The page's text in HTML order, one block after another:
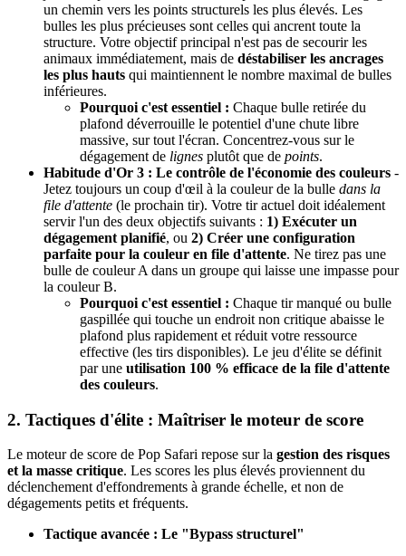
un chemin vers les points structurels les plus élevés. Les
bulles les plus précieuses sont celles qui ancrent toute la
structure. Votre objectif principal n'est pas de secourir les
animaux immédiatement, mais de déstabiliser les ancrages
les plus hauts qui maintiennent le nombre maximal de bulles
inférieures.
Pourquoi c'est essentiel : Chaque bulle retirée du
plafond déverrouille le potentiel d'une chute libre
massive, sur tout l'écran. Concentrez-vous sur le
dégagement de lignes plutôt que de points.
Habitude d'Or 3 : Le contrôle de l'économie des couleurs -
Jetez toujours un coup d'œil à la couleur de la bulle dans la
file d'attente (le prochain tir). Votre tir actuel doit idéalement
servir l'un des deux objectifs suivants : 1) Exécuter un
dégagement planifié, ou 2) Créer une configuration
parfaite pour la couleur en file d'attente. Ne tirez pas une
bulle de couleur A dans un groupe qui laisse une impasse pour
la couleur B.
Pourquoi c'est essentiel : Chaque tir manqué ou bulle
gaspillée qui touche un endroit non critique abaisse le
plafond plus rapidement et réduit votre ressource
effective (les tirs disponibles). Le jeu d'élite se définit
par une utilisation 100 % efficace de la file d'attente
des couleurs.
2. Tactiques d'élite : Maîtriser le moteur de score
Le moteur de score de Pop Safari repose sur la gestion des risques
et la masse critique. Les scores les plus élevés proviennent du
déclenchement d'effondrements à grande échelle, et non de
dégagements petits et fréquents.
Tactique avancée : Le "Bypass structurel"